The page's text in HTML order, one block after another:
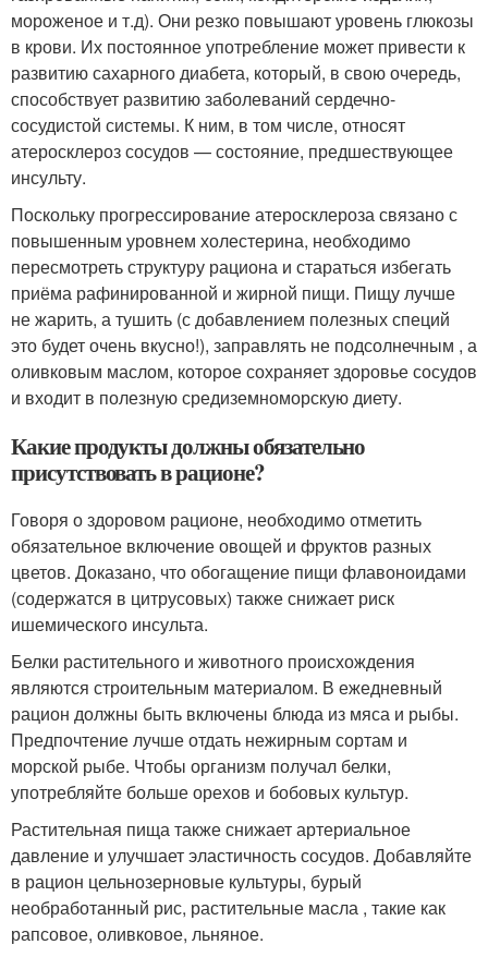
мороженое и т.д). Они резко повышают уровень глюкозы
в крови. Их постоянное употребление может привести к
развитию сахарного диабета, который, в свою очередь,
способствует развитию заболеваний сердечно-
сосудистой системы. К ним, в том числе, относят
атеросклероз сосудов — состояние, предшествующее
инсульту.
Поскольку прогрессирование атеросклероза связано с
повышенным уровнем холестерина, необходимо
пересмотреть структуру рациона и стараться избегать
приёма рафинированной и жирной пищи. Пищу лучше
не жарить, а тушить (с добавлением полезных специй
это будет очень вкусно!), заправлять не подсолнечным , а
оливковым маслом, которое сохраняет здоровье сосудов
и входит в полезную средиземноморскую диету.
Какие продукты должны обязательно
присутствовать в рационе?
Говоря о здоровом рационе, необходимо отметить
обязательное включение овощей и фруктов разных
цветов. Доказано, что обогащение пищи флавоноидами
(содержатся в цитрусовых) также снижает риск
ишемического инсульта.
Белки растительного и животного происхождения
являются строительным материалом. В ежедневный
рацион должны быть включены блюда из мяса и рыбы.
Предпочтение лучше отдать нежирным сортам и
морской рыбе. Чтобы организм получал белки,
употребляйте больше орехов и бобовых культур.
Растительная пища также снижает артериальное
давление и улучшает эластичность сосудов. Добавляйте
в рацион цельнозерновые культуры, бурый
необработанный рис, растительные масла , такие как
рапсовое, оливковое, льняное.